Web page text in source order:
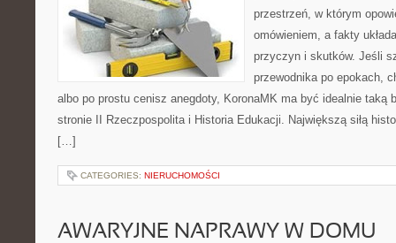
przestrzeń, w którym
omówieniem, a fakty
przyczyn i skutków. Jeśli
przewodnika po epokach,
albo po prostu cenisz anegdoty, KoronaMK ma być idealnie taką
stronie II Rzeczpospolita i Historia Edukacji. Największą siłą
[…]
CATEGORIES: NIERUCHOMOŚCI
AWARYJNE NAPRAWY W DOMU